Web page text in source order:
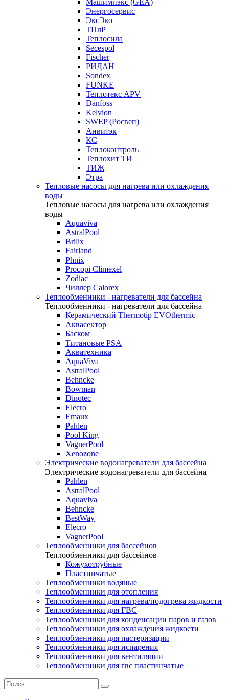
Машимпэкс (GEA)
Энергосервис
ЭксЭко
ТПлР
Теплосила
Secespol
Fischer
РИДАН
Sondex
FUNKE
Теплотекс APV
Danfoss
Kelvion
SWEP (Росвеп)
Анвитэк
КС
Теплоконтроль
Теплохит ТИ
ТИЖ
Этра
Тепловые насосы для нагрева или охлаждения
воды
Тепловые насосы для нагрева или охлаждения
воды
Aquaviva
AstralPool
Brilix
Fairland
Phnix
Procopi Climexel
Zodiac
Чиллер Calorex
Теплообменники - нагреватели для бассейна
Теплообменники - нагреватели для бассейна
Керамический Thermotip EVOthermic
Аквасектор
Баском
Титановые PSA
Акватехника
AquaViva
AstralPool
Behncke
Bowman
Dinotec
Elecro
Emaux
Pahlen
Pool King
VagnerPool
Xenozone
Электрические водонагреватели для бассейна
Электрические водонагреватели для бассейна
Pahlen
AstralPool
Aquaviva
Behncke
BestWay
Elecro
VagnerPool
Теплообменники для бассейнов
Теплообменники для бассейнов
Кожухотрубные
Пластинчатые
Теплообменники водяные
Теплообменники для отопления
Теплообменники для нагрева/подогрева жидкости
Теплообменники для ГВС
Теплообменники для конденсации паров и газов
Теплообменники для охлаждения жидкости
Теплообменники для пастеризации
Теплообменники для испарения
Теплообменники для вентиляции
Теплообменники для гвс пластинчатые